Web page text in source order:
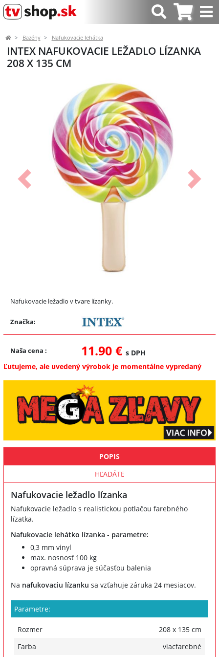
Bazény Nafukovacie lehátka
INTEX NAFUKOVACIE LEŽADLO LÍZANKA
208 X 135 CM
Predchádzajúci Ďalší
Nafukovacie ležadlo v tvare lízanky.
Značka:
Naša cena : 11.90 € s DPH
Ľutujeme, ale uvedený výrobok je momentálne vypredaný
POPIS
HĽADÁTE
Nafukovacie ležadlo lízanka
Nafukovacie ležadlo s realistickou potlačou farebného
lízatka.
Nafukovacie lehátko lízanka - parametre:
0,3 mm vinyl
max. nosnosť 100 kg
opravná súprava je súčasťou balenia
Na nafukovaciu lízanku sa vzťahuje záruka 24 mesiacov.
Parametre:
Rozmer
208 x 135 cm
Farba
viacfarebné